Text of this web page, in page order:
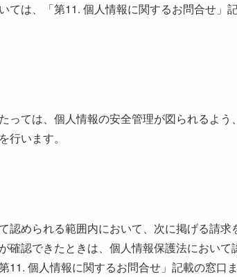
ては、「第11. 個人情報に関するお問合せ」
っては、個人情報の安全管理が図られるよう
います。
められる範囲内において、次に掲げる請求
確認できたときは、個人情報保護法において
11. 個人情報に関するお問合せ」記載の窓口